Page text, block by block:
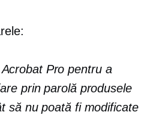
Pro pentru a
prin parolăprodusele
să nu poată fi modificate